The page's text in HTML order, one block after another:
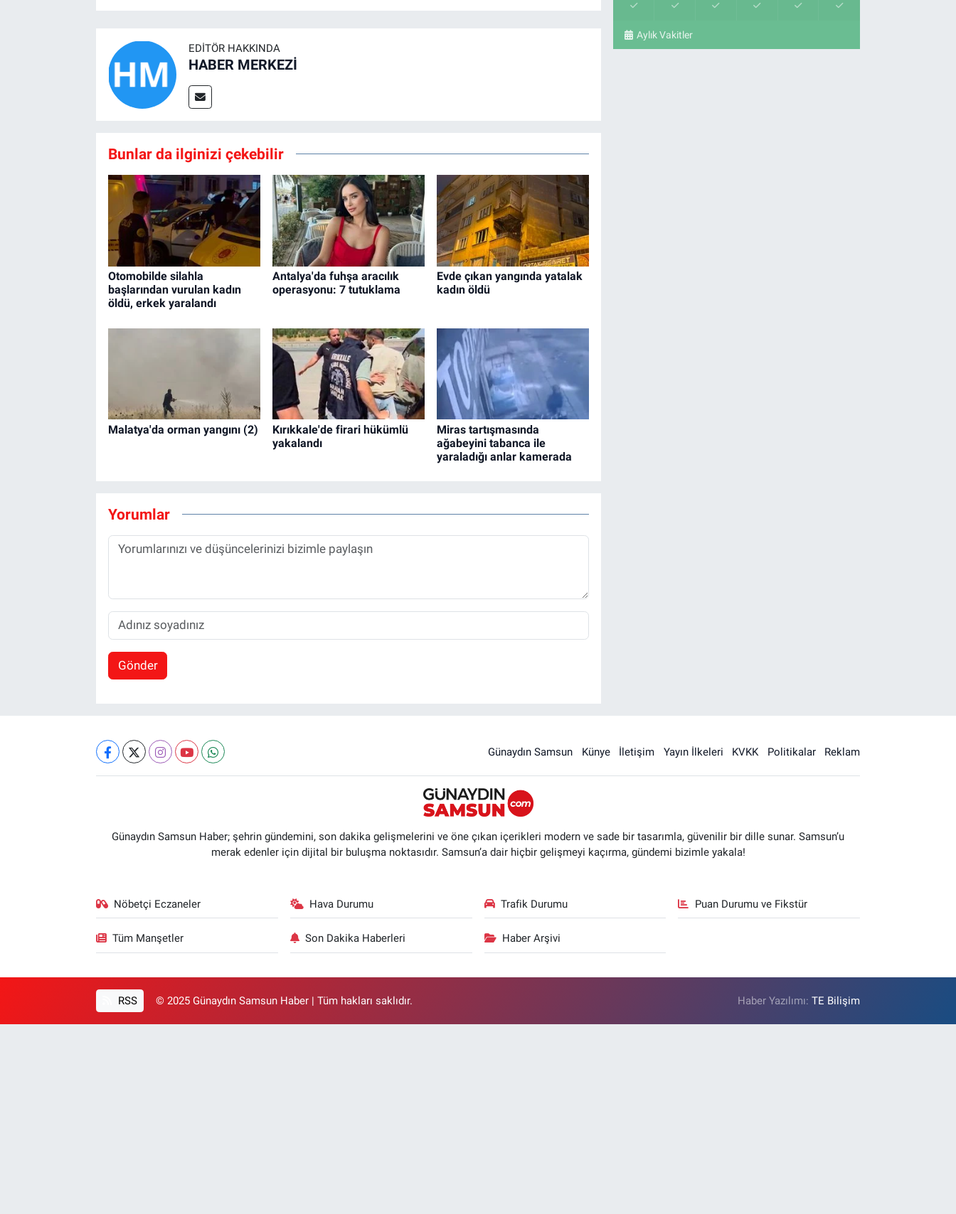
EDITÖR HAKKINDA
HABER MERKEZİ
Bunlar da ilginizi çekebilir
Otomobilde silahla
başlarından vurulan kadın
öldü, erkek yaralandı
Antalya'da fuhşa aracılık
operasyonu: 7 tutuklama
Evde çıkan yangında yatalak
kadın öldü
Malatya'da orman yangını (2)
Kırıkkale'de firari hükümlü
yakalandı
Miras tartışmasında
ağabeyini tabanca ile
yaraladığı anlar kamerada
Yorumlar
Gönder
Aylık Vakitler
Günaydın Samsun Künye İletişim Yayın İlkeleri KVKK Politikalar Reklam
Günaydın Samsun Haber; şehrin gündemini, son dakika gelişmelerini ve öne çıkan içerikleri modern ve sade bir tasarımla, güvenilir bir dille sunar. Samsun’u
merak edenler için dijital bir buluşma noktasıdır. Samsun’a dair hiçbir gelişmeyi kaçırma, gündemi bizimle yakala!
Nöbetçi Eczaneler Hava Durumu Trafik Durumu Puan Durumu ve Fikstür
Tüm Manşetler Son Dakika Haberleri Haber Arşivi
RSS © 2025 Günaydın Samsun Haber | Tüm hakları saklıdır. Haber Yazılımı:TE Bilişim